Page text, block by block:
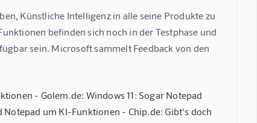
Künstliche Intelligenz in alle seine Produkte zu
befinden sich noch in der Testphase und
sein. Microsoft sammelt Feedback von den
- Golem.de: Windows 11: Sogar Notepad
um KI-Funktionen - Chip.de: Gibt's doch